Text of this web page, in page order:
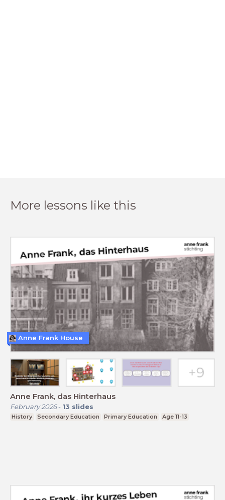
More lessons like this
Anne Frank, das Hinterhaus
February 2026- 13 slides
History Secondary Education Primary Education Age 11-13
Anne Frank House